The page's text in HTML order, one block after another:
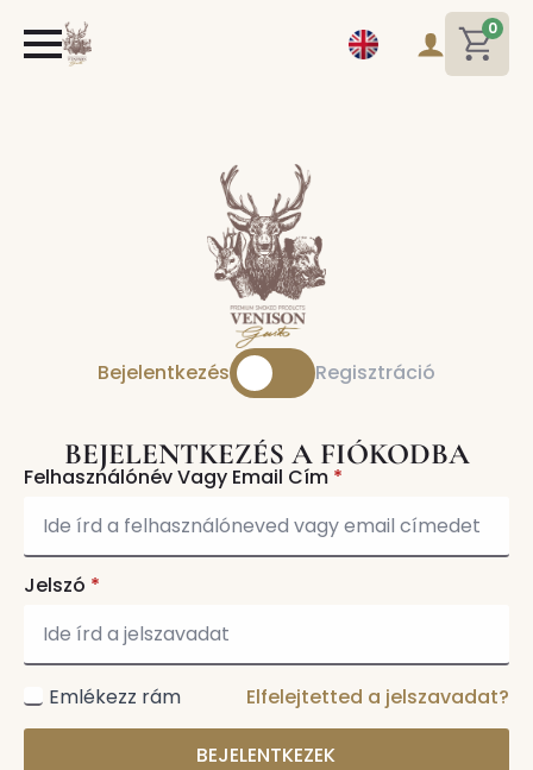
0
Bejelentkezés Regisztráció
BEJELENTKEZÉS A FIÓKODBA
Felhasználónév Vagy Email Cím *
Jelszó *
Emlékezz rám Elfelejtetted a jelszavadat?
BEJELENTKEZEK